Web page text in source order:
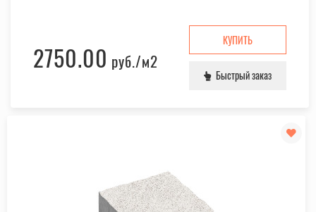
2750.00 руб./м2
КУПИТЬ
Быстрый заказ